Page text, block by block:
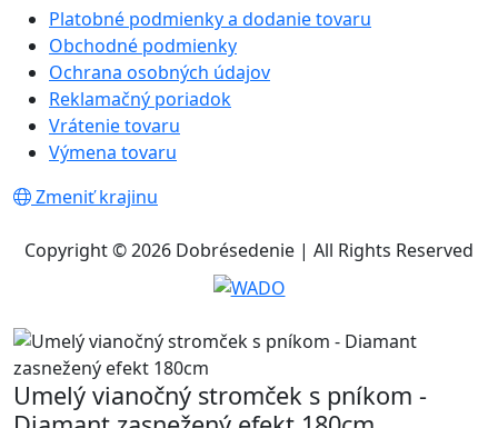
Platobné podmienky a dodanie tovaru
Obchodné podmienky
Ochrana osobných údajov
Reklamačný poriadok
Vrátenie tovaru
Výmena tovaru
Zmeniť krajinu
Copyright © 2026 Dobrésedenie | All Rights Reserved
Umelý vianočný stromček s pníkom -